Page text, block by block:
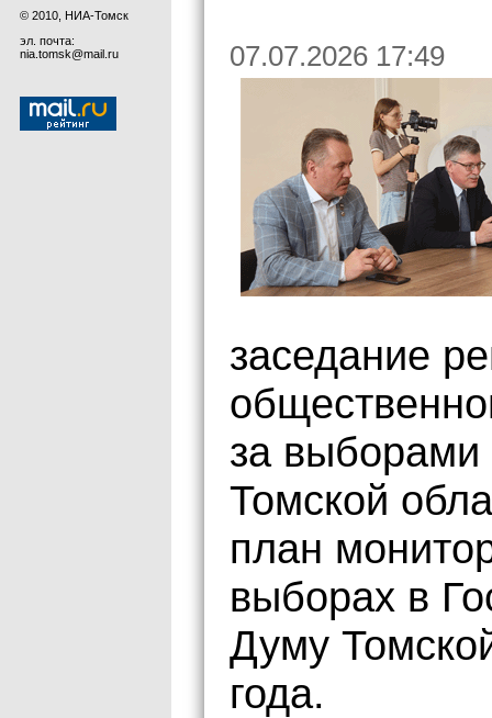
© 2010, НИА-Томск
эл. почта:
nia.tomsk@mail.ru
07.07.2026 17:49
заседание
за
Томской
план
выборах в
Думу
года.